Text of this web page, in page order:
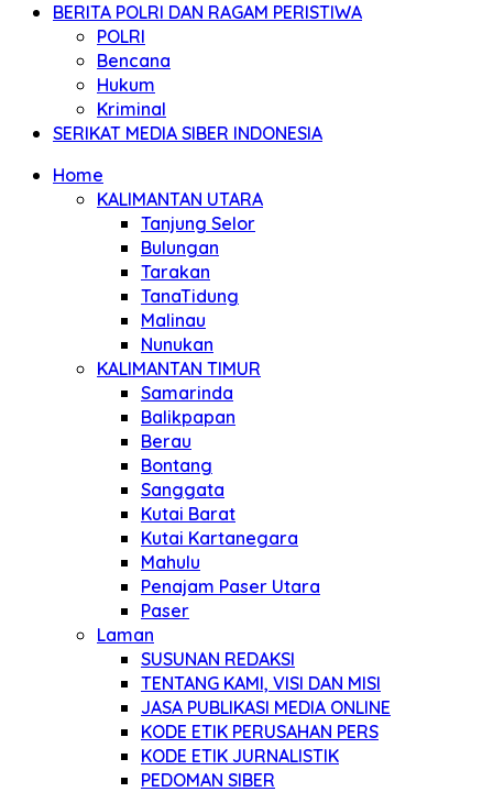
BERITA POLRI DAN RAGAM PERISTIWA
POLRI
Bencana
Hukum
Kriminal
SERIKAT MEDIA SIBER INDONESIA
Home
KALIMANTAN UTARA
Tanjung Selor
Bulungan
Tarakan
TanaTidung
Malinau
Nunukan
KALIMANTAN TIMUR
Samarinda
Balikpapan
Berau
Bontang
Sanggata
Kutai Barat
Kutai Kartanegara
Mahulu
Penajam Paser Utara
Paser
Laman
SUSUNAN REDAKSI
TENTANG KAMI, VISI DAN MISI
JASA PUBLIKASI MEDIA ONLINE
KODE ETIK PERUSAHAN PERS
KODE ETIK JURNALISTIK
PEDOMAN SIBER